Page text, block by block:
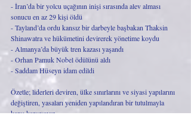
- İran’da bir yolcu uçağının inişi sırasında alev alması
sonucu en az 29 kişi öldü
- Tayland’da ordu kansız bir darbeyle başbakan Thaksin
Shinawatra ve hükümetini devirerek yönetime koydu
- Almanya’da büyük tren kazası yaşandı
- Orhan Pamuk Nobel ödülünü aldı
- Saddam Hüseyn idam edildi
Özetle; liderleri deviren, ülke sınırlarını ve siyasi yapılarını
değiştiren, yasaları yeniden yapılandıran bir tutulmayla
karşı karşıyayız.